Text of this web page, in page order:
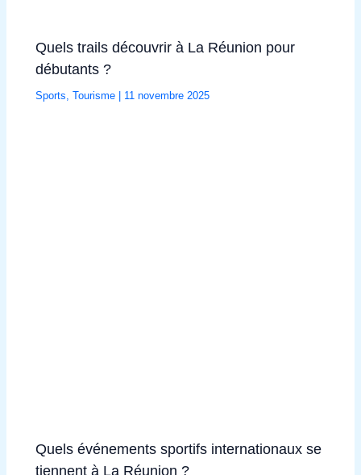
Quels trails découvrir à La Réunion pour
débutants ?
Sports,Tourisme 11 novembre 2025
Quels événements sportifs internationaux se
tiennent à La Réunion ?